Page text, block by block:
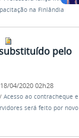
na Finlândia
pelo
18/04/2020 02h28
/ Acesso ao contracheque e
será feito por novo